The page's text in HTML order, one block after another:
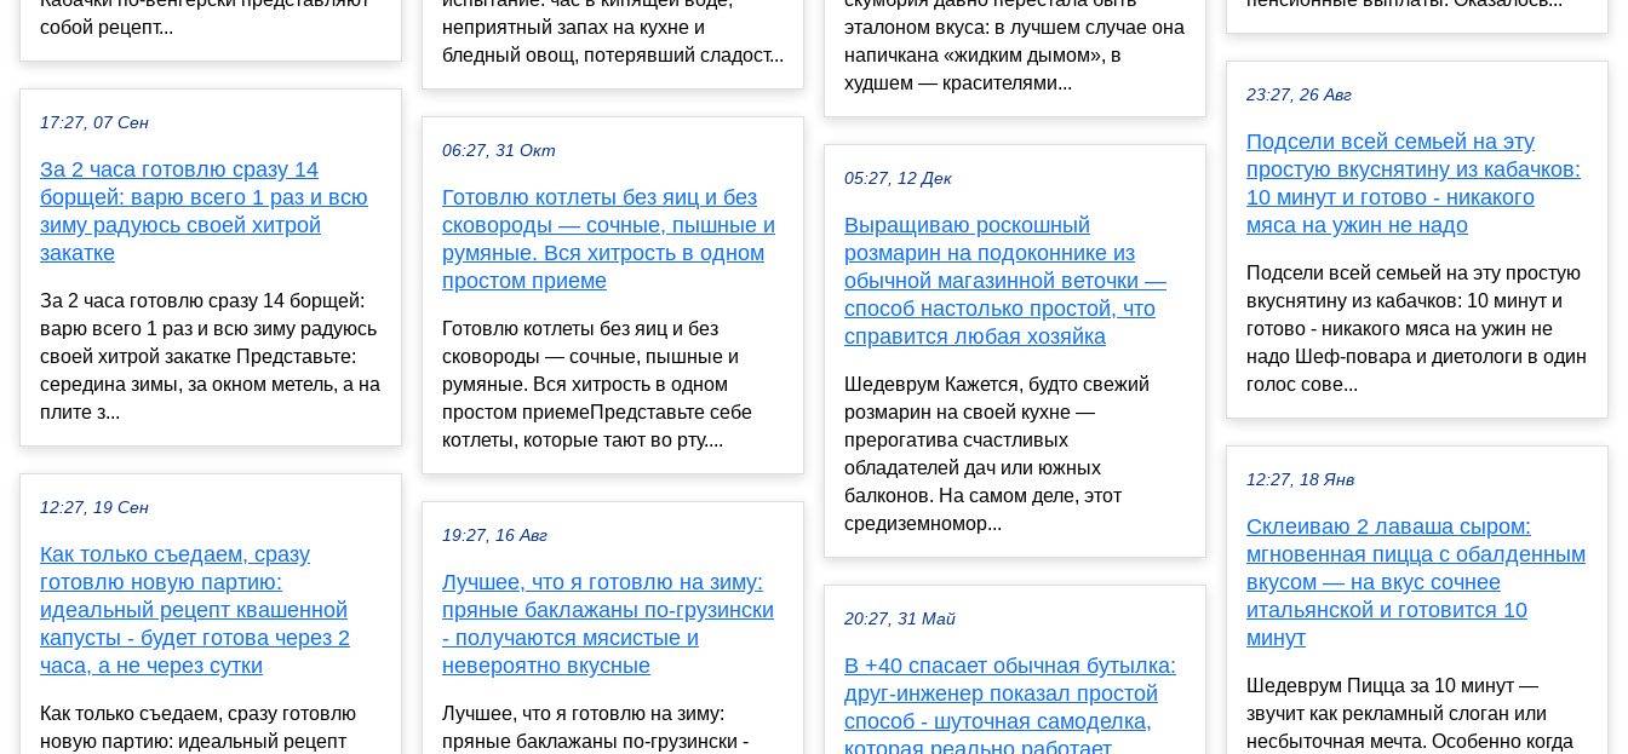
собой рецепт...
17:27, 07 Сен
За 2 часа готовлю сразу 14
борщей: варю всего 1 раз и всю
зиму радуюсь своей хитрой
закатке
За 2 часа готовлю сразу 14 борщей:
варю всего 1 раз и всю зиму радуюсь
своей хитрой закатке Представьте:
середина зимы, за окном метель, а на
плите з...
12:27, 19 Сен
Как только съедаем, сразу
готовлю новую партию:
идеальный рецепт квашенной
капусты - будет готова через 2
часа, а не через сутки
Как только съедаем, сразу готовлю
новую партию: идеальный рецепт
неприятный запах на кухне и
бледный овощ, потерявший сладост...
06:27, 31 Окт
Готовлю котлеты без яиц и без
сковороды — сочные, пышные и
румяные. Вся хитрость в одном
простом приеме
Готовлю котлеты без яиц и без
сковороды — сочные, пышные и
румяные. Вся хитрость в одном
простом приемеПредставьте себе
котлеты, которые тают во рту....
19:27, 16 Авг
Лучшее, что я готовлю на зиму:
пряные баклажаны по-грузински
- получаются мясистые и
невероятно вкусные
Лучшее, что я готовлю на зиму:
пряные баклажаны по-грузински -
эталоном вкуса: в лучшем случае она
напичкана «жидким дымом», в
худшем — красителями...
05:27, 12 Дек
Выращиваю роскошный
розмарин на подоконнике из
обычной магазинной веточки —
способ настолько простой, что
справится любая хозяйка
Шедеврум Кажется, будто свежий
розмарин на своей кухне —
прерогатива счастливых
обладателей дач или южных
балконов. На самом деле, этот
средиземномор...
20:27, 31 Май
В +40 спасает обычная бутылка:
друг-инженер показал простой
способ - шуточная самоделка,
23:27, 26 Авг
Подсели всей семьей на эту
простую вкуснятину из кабачков:
10 минут и готово - никакого
мяса на ужин не надо
Подсели всей семьей на эту простую
вкуснятину из кабачков: 10 минут и
готово - никакого мяса на ужин не
надо Шеф-повара и диетологи в один
голос сове...
12:27, 18 Янв
Склеиваю 2 лаваша сыром:
мгновенная пицца с обалденным
вкусом — на вкус сочнее
итальянской и готовится 10
минут
Шедеврум Пицца за 10 минут —
звучит как рекламный слоган или
несбыточная мечта. Особенно когда